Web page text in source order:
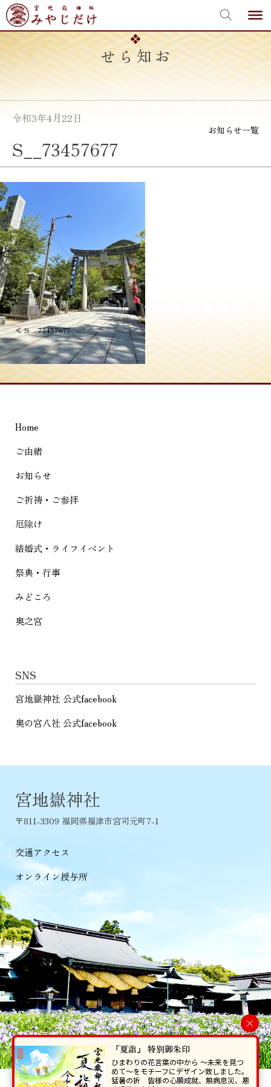
Skip
to
content
お知らせ
令和3年4月22日
お知らせ一覧
S__73457677
投
稿
ナ
ビ
ー
シ
ョ
ン
≪S__73457677
Home
ご由緒
お知らせ
ご祈祷・ご参拝
厄除け
結婚式・ライフイベント
祭典・行事
みどころ
奥之宮
SNS
宮地嶽神社 公式facebook
奥の宮八社 公式facebook
宮地嶽神社
〒811-3309 福岡県福津市宮司元町7-1
交通アクセス
オンライン授与所
当ホームページで掲載の写真・イラスト等を無断で転写･複製することを
×
『夏詣』 特別御朱印
ひまわりの花言葉の中から 〜未来を見つ
めて〜をモチーフにデザイン致しました。
猛暑の折 皆様の心願成就、無病息災、悪